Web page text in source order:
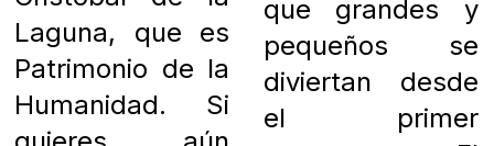
Laguna, que es
Patrimonio de la
Humanidad. Si
que grandes y
pequeños se
diviertan desde
el primer